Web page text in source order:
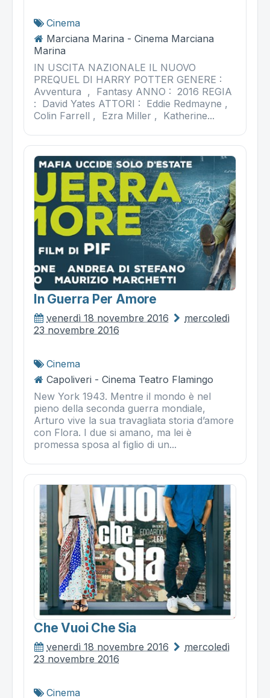
Cinema
Marciana Marina - Cinema Marciana
Marina
IN USCITA NAZIONALE IL NUOVO
PREQUEL DI HARRY POTTER GENERE :
Avventura , Fantasy ANNO : 2016 REGIA
: David Yates ATTORI : Eddie Redmayne ,
Colin Farrell , Ezra Miller , Katherine...
In Guerra Per Amore
venerdì 18 novembre 2016
mercoledì
23 novembre 2016
Cinema
Capoliveri - Cinema Teatro Flamingo
New York 1943. Mentre il mondo è nel
pieno della seconda guerra mondiale,
Arturo vive la sua travagliata storia d’amore
con Flora. I due si amano, ma lei è
promessa sposa al figlio di un...
Che Vuoi Che Sia
venerdì 18 novembre 2016
mercoledì
23 novembre 2016
Cinema